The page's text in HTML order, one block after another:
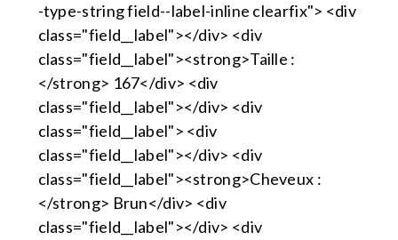
-type-string field--label-inline clearfix"> <div
class="field__label"></div> <div
class="field__label"><strong>Taille :
</strong> 167</div> <div
class="field__label"></div> <div
class="field__label"> <div
class="field__label"></div> <div
class="field__label"><strong>Cheveux :
</strong> Brun</div> <div
class="field__label"></div> <div